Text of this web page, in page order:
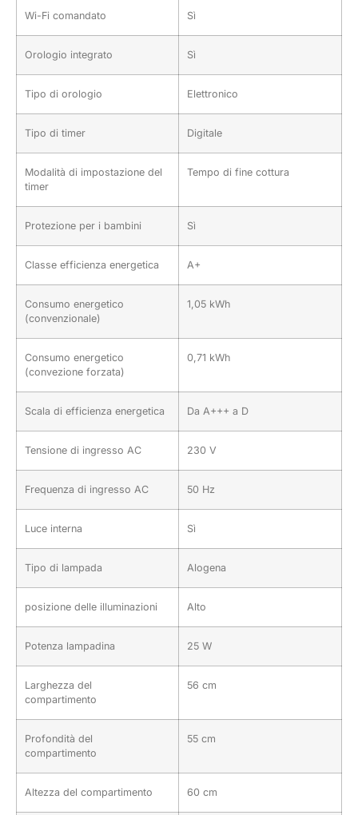
Wi-Fi comandato Sì
Orologio integrato Sì
Tipo di orologio Elettronico
Tipo di timer Digitale
Modalità di impostazione del
timer
Tempo di fine cottura
Protezione per i bambini Sì
Classe efficienza energetica A+
Consumo energetico
(convenzionale)
1,05 kWh
Consumo energetico
(convezione forzata)
0,71 kWh
Scala di efficienza energetica Da A+++ a D
Tensione di ingresso AC 230 V
Frequenza di ingresso AC 50 Hz
Luce interna Sì
Tipo di lampada Alogena
posizione delle illuminazioni Alto
Potenza lampadina 25 W
Larghezza del
compartimento
56 cm
Profondità del
compartimento
55 cm
Altezza del compartimento 60 cm